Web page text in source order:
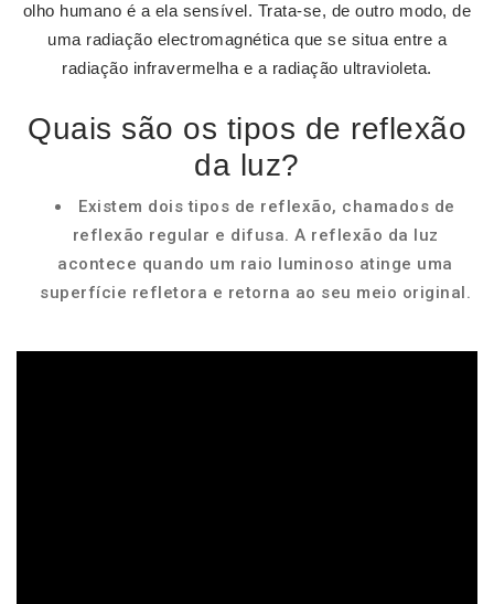
olho humano é a ela sensível. Trata-se, de outro modo, de
uma radiação electromagnética que se situa entre a
radiação infravermelha e a radiação ultravioleta.
Quais são os tipos de reflexão
da luz?
Existem dois tipos de reflexão, chamados de
reflexão regular e difusa. A reflexão da luz
acontece quando um raio luminoso atinge uma
superfície refletora e retorna ao seu meio original.